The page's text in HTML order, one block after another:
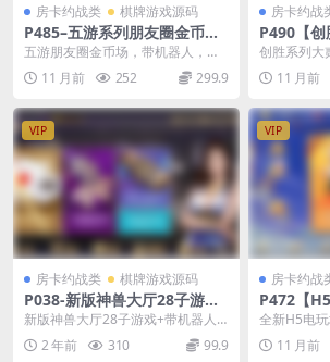
房卡约战类 棋牌游戏源码
P485–五游系列朋友圈金币
场，带机器人，带输赢控制-百
人场普通场多子游戏组件
五游朋友圈金币场，带机器人，带
控-百人场普通场多子游戏组件。 只
有金币联盟模式,...
11 月前 252 299.9
房卡约战
P490【创
改大贰】
苹果双端
创胜系列大
胜定制二开
套，安卓+苹
11 月前
VIP
房卡约战类 棋牌游戏源码
P038-新版神兽大厅28子游戏
+带机器人+无限代理+无限合
新版神兽大厅28子游戏+带机器人
+无限代理+无限合伙人完整破解版
据说已经做了很...
2 年前 310 99.9
VIP
房卡约战
P472【
源码
全新H5电
多种玩法模
等玩法，支
11 月前